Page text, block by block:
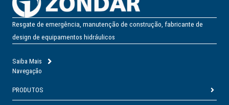
Resgate de emergência, manutenção de construção, fabricante de
design de equipamentos hidráulicos
Saiba Mais
Navegação
PRODUTOS